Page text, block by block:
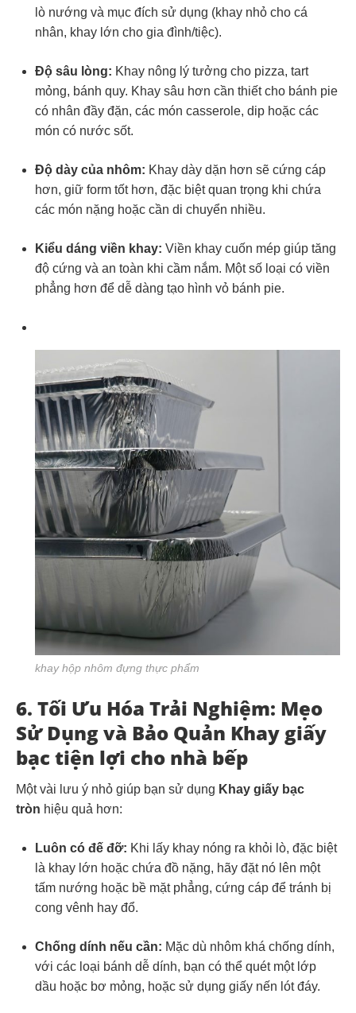
lò nướng và mục đích sử dụng (khay nhỏ cho cá
nhân, khay lớn cho gia đình/tiệc).
Độ sâu lòng: Khay nông lý tưởng cho pizza, tart
mỏng, bánh quy. Khay sâu hơn cần thiết cho bánh pie
có nhân đầy đặn, các món casserole, dip hoặc các
món có nước sốt.
Độ dày của nhôm: Khay dày dặn hơn sẽ cứng cáp
hơn, giữ form tốt hơn, đặc biệt quan trọng khi chứa
các món nặng hoặc cần di chuyển nhiều.
Kiểu dáng viền khay: Viền khay cuốn mép giúp tăng
độ cứng và an toàn khi cầm nắm. Một số loại có viền
phẳng hơn để dễ dàng tạo hình vỏ bánh pie.
khay hộp nhôm đựng thực phẩm
6. Tối Ưu Hóa Trải Nghiệm: Mẹo
Sử Dụng và Bảo Quản Khay giấy
bạc tiện lợi cho nhà bếp
Một vài lưu ý nhỏ giúp bạn sử dụng Khay giấy bạc
tròn hiệu quả hơn:
Luôn có đế đỡ: Khi lấy khay nóng ra khỏi lò, đặc biệt
là khay lớn hoặc chứa đồ nặng, hãy đặt nó lên một
tấm nướng hoặc bề mặt phẳng, cứng cáp để tránh bị
cong vênh hay đổ.
Chống dính nếu cần: Mặc dù nhôm khá chống dính,
với các loại bánh dễ dính, bạn có thể quét một lớp
dầu hoặc bơ mỏng, hoặc sử dụng giấy nến lót đáy.